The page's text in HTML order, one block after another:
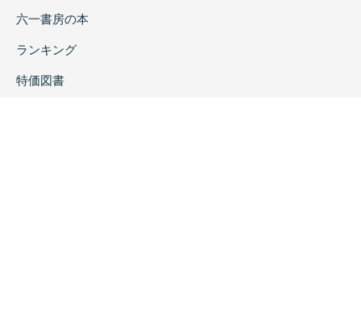
六一書房の本
ランキング
特価図書